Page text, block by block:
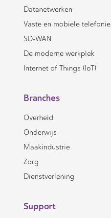
Datanetwerken
Vaste en mobiele telefonie
SD-WAN
De moderne werkplek
Internet of Things (IoT)
Branches
Overheid
Onderwijs
Maakindustrie
Zorg
Dienstverlening
Support